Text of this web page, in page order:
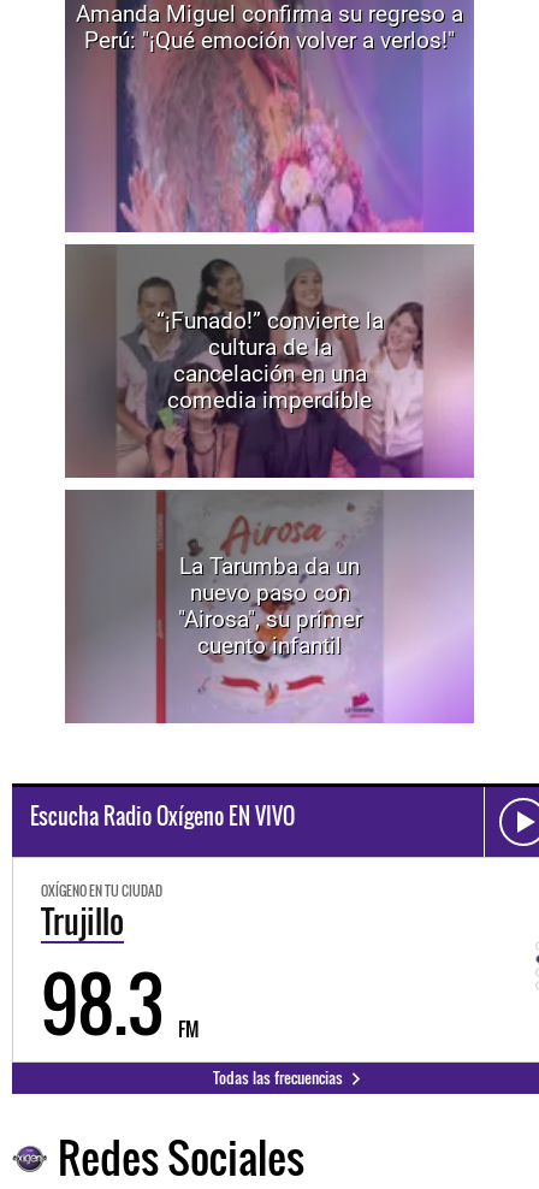
Amanda Miguel confirma su regreso a
Perú: "¡Qué emoción volver a verlos!"
“¡Funado!” convierte la
cultura de la
cancelación en una
comedia imperdible
La Tarumba da un
nuevo paso con
"Airosa", su primer
cuento infantil
Escucha Radio Oxígeno EN VIVO
OXÍGENO EN TU CIUDAD
Trujillo
98.3 FM
Todas las frecuencias
Redes Sociales